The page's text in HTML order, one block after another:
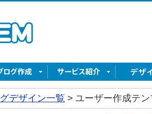
デザイン一覧 > ユーザー作成テ